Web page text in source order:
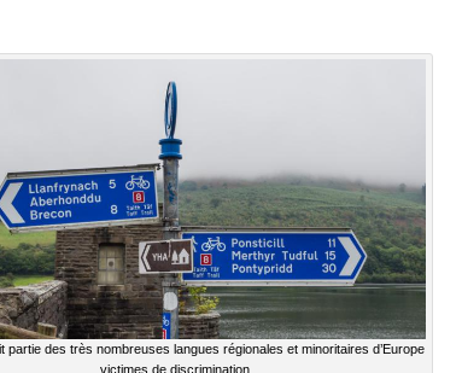
partie des très nombreuses langues régionales et minoritaires d’Europe
victimes de discrimination.